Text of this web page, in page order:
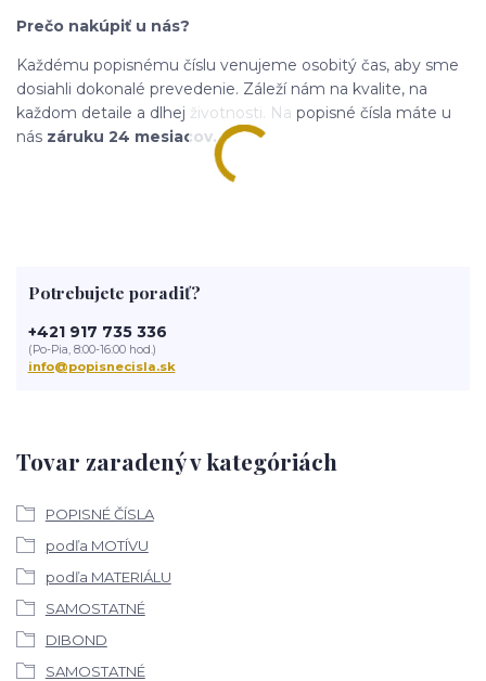
Prečo nakúpiť u nás?
Každému popisnému číslu venujeme osobitý čas, aby sme
dosiahli dokonalé prevedenie. Záleží nám na kvalite, na
každom detaile a dlhej životnosti. Na popisné čísla máte u
nás záruku 24 mesiacov.
Tovar zaradený v kategóriách
POPISNÉ ČÍSLA
podľa MOTÍVU
podľa MATERIÁLU
SAMOSTATNÉ
DIBOND
SAMOSTATNÉ
Potrebujete poradiť?
+421 917 735 336
(Po-Pia, 8:00-16:00 hod.)
info@popisnecisla.sk